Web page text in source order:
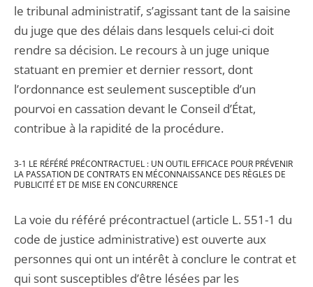
le tribunal administratif, s’agissant tant de la saisine
du juge que des délais dans lesquels celui-ci doit
rendre sa décision. Le recours à un juge unique
statuant en premier et dernier ressort, dont
l’ordonnance est seulement susceptible d’un
pourvoi en cassation devant le Conseil d’État,
contribue à la rapidité de la procédure.
3-1 LE RÉFÉRÉ PRÉCONTRACTUEL : UN OUTIL EFFICACE POUR PRÉVENIR
LA PASSATION DE CONTRATS EN MÉCONNAISSANCE DES RÈGLES DE
PUBLICITÉ ET DE MISE EN CONCURRENCE
La voie du référé précontractuel (article L. 551-1 du
code de justice administrative) est ouverte aux
personnes qui ont un intérêt à conclure le contrat et
qui sont susceptibles d’être lésées par les